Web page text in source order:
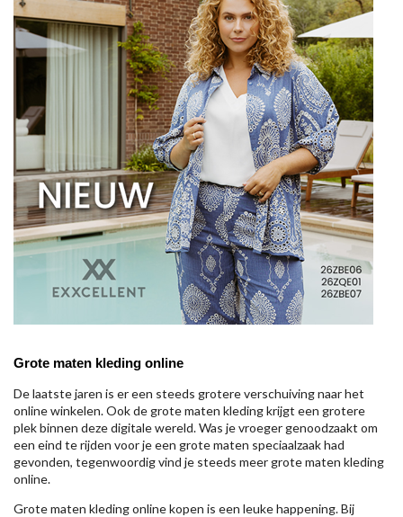
Grote maten kleding online
De laatste jaren is er een steeds grotere verschuiving naar het
online winkelen. Ook de grote maten kleding krijgt een grotere
plek binnen deze digitale wereld. Was je vroeger genoodzaakt om
een eind te rijden voor je een grote maten speciaalzaak had
gevonden, tegenwoordig vind je steeds meer grote maten kleding
online.
Grote maten kleding online kopen is een leuke happening. Bij